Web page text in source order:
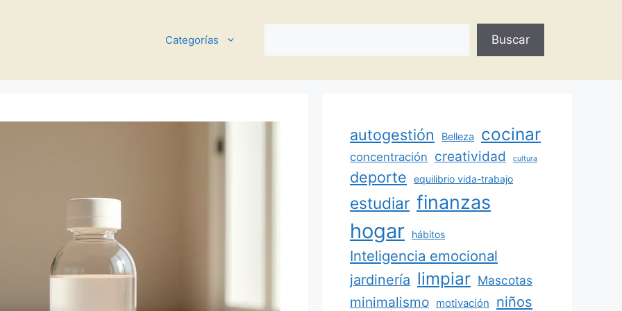
Categorías Buscar
autogestión Belleza cocinar
concentración creatividad cultura
deporte equilibrio vida-trabajo
estudiar finanzas
hogar hábitos
Inteligencia emocional
jardinería limpiar Mascotas
minimalismo motivación niños